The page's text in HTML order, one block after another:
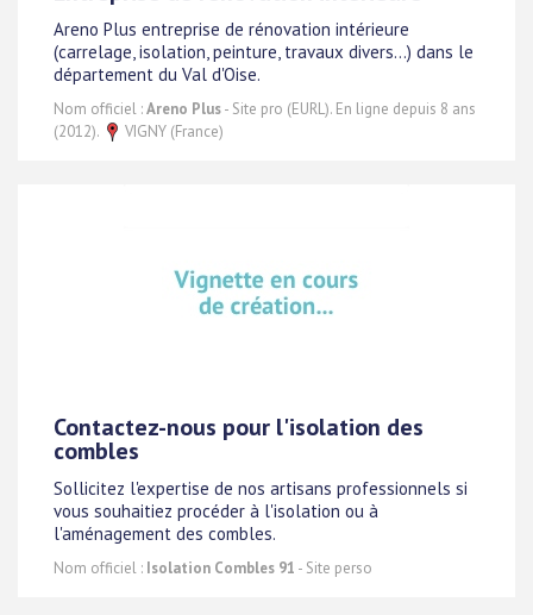
Areno Plus entreprise de rénovation intérieure
(carrelage, isolation, peinture, travaux divers...) dans le
département du Val d'Oise.
Nom officiel :Areno Plus- Site pro (EURL). En ligne depuis 8 ans
(2012).
VIGNY (France)
Contactez-nous pour l'isolation des
combles
Sollicitez l'expertise de nos artisans professionnels si
vous souhaitiez procéder à l'isolation ou à
l'aménagement des combles.
Nom officiel : Isolation Combles 91 - Site perso